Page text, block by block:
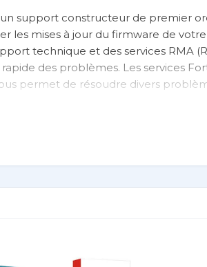
support constructeur de premier
les mises à jour du firmware de
technique et des services RMA
des problèmes. Les services
permet de résoudre divers